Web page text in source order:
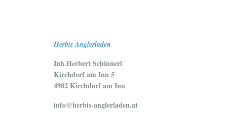
Herbis Anglerladen
Inh.Herbert Schinnerl
Kirchdorf am Inn 5
4982 Kirchdorf am Inn
info@herbis-anglerladen.at